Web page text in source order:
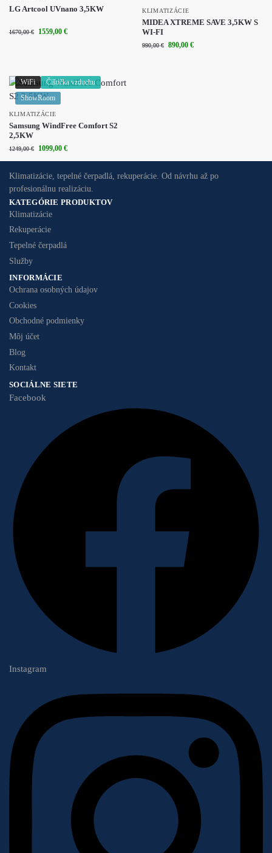
LG Artcool UVnano 3,5KW
1670,00€ 1559,00 €
KLIMATIZÁCIE
MIDEA XTREME SAVE 3,5KW S
WI-FI
990,00€ 890,00 €
WiFi
Čištička vzduchu
ShowRoom
KLIMATIZÁCIE
Samsung WindFree Comfort S2
2,5KW
1249,00€ 1099,00 €
Klimatizácie, tepelné čerpadlá, rekuperácie. Od návrhu až po
profesionálnu realizáciu.
KATEGÓRIE PRODUKTOV
Klimatizácie
Rekuperácie
Tepelné čerpadlá
Služby
INFORMÁCIE
Ochrana osobných údajov
Cookies
Obchodné podmienky
Môj účet
Blog
Kontakt
SOCIÁLNE SIETE
Facebook
Instagram